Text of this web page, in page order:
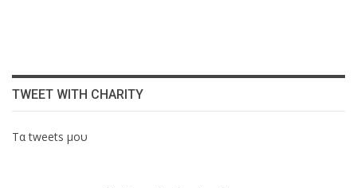
TWEET WITH CHARITY
Τα tweets μου